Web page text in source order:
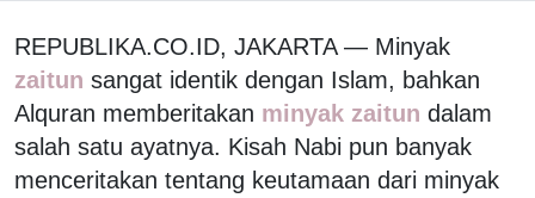
REPUBLIKA.CO.ID, JAKARTA — Minyak
zaitun sangat identik dengan Islam, bahkan
Alquran memberitakan minyak zaitun dalam
salah satu ayatnya. Kisah Nabi pun banyak
menceritakan tentang keutamaan dari minyak